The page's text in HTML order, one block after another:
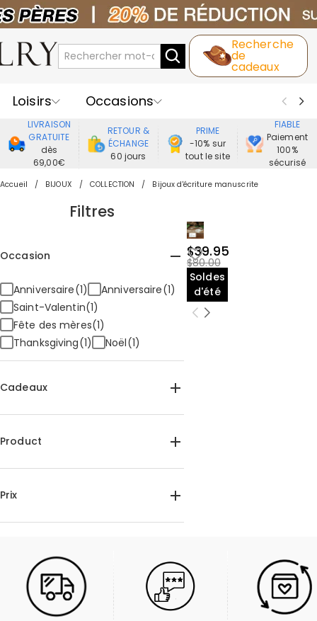
Recherche
de
cadeaux
Loisirs
Occasions
Destinataires
Meilleure Ventes
Nouveaux
Vêtement
LIVRAISON
GRATUITE
dès
69,00€
RETOUR &
ÉCHANGE
60 jours
PRIME
-10% sur
tout le site
FIABLE
Paiement
100%
sécurisé
Accueil BIJOUX COLLECTION Bijoux d'écriture manuscrite
Filtres
Occasion
Anniversaire(1)
Anniversaire(1)
Saint-Valentin(1)
Fête des mères(1)
Thanksgiving(1)
Noël(1)
Cadeaux
Pour grand-mère(1)
Product
Prix
$39.95
$80.00
Soldes
d'été